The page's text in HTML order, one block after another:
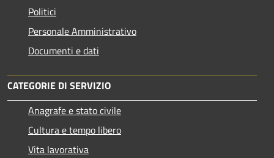
Politici
Personale Amministrativo
Documenti e dati
CATEGORIE DI SERVIZIO
Anagrafe e stato civile
Cultura e tempo libero
Vita lavorativa